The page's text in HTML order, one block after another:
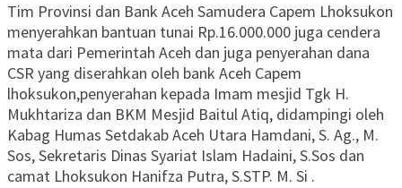
Tim Provinsi dan Bank Aceh Samudera Capem Lhoksukon
menyerahkan bantuan tunai Rp.16.000.000 juga cendera
mata dari Pemerintah Aceh dan juga penyerahan dana
CSR yang diserahkan oleh bank Aceh Capem
lhoksukon,penyerahan kepada Imam mesjid Tgk H.
Mukhtariza dan BKM Mesjid Baitul Atiq, didampingi oleh
Kabag Humas Setdakab Aceh Utara Hamdani, S. Ag., M.
Sos, Sekretaris Dinas Syariat Islam Hadaini, S.Sos dan
camat Lhoksukon Hanifza Putra, S.STP. M. Si .